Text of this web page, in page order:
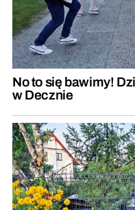
No to się bawimy!
w Decznie